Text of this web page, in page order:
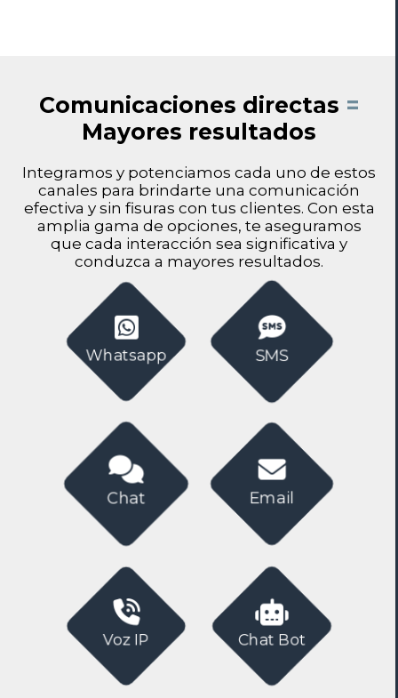
Comunicaciones directas =
Mayores resultados
Integramos y potenciamos cada uno de estos
canales para brindarte una comunicación
efectiva y sin fisuras con tus clientes. Con esta
amplia gama de opciones, te aseguramos
que cada interacción sea significativa y
conduzca a mayores resultados.
Whatsapp SMS
Chat Email
Voz IP Chat Bot